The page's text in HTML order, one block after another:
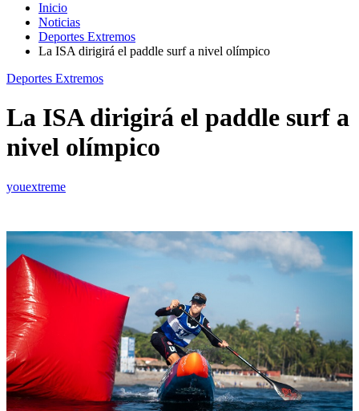
Inicio
Noticias
Deportes Extremos
La ISA dirigirá el paddle surf a nivel olímpico
Deportes Extremos
La ISA dirigirá el paddle surf a
nivel olímpico
youextreme